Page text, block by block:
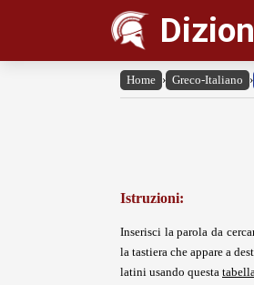
Home › Greco-Italiano ›
Istruzioni:
Inserisci la parola da
la tastiera che appare a
latini usando questa